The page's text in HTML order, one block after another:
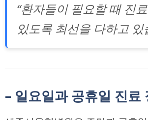
“환자들이 필요할 때 진
있도록 최선을 다하고 있
– 일요일과 공휴일 진료